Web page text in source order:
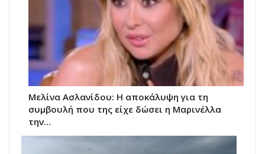
Μελίνα Ασλανίδου: Η αποκάλυψη για τη
συμβουλή που της είχε δώσει η Μαρινέλλα
την…